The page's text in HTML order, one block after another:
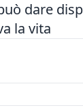
dare
la vita